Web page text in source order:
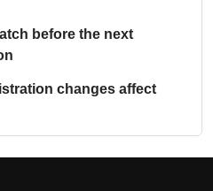
before the next
changes affect